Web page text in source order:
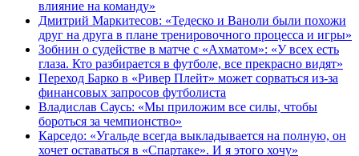
влияние на команду»
Дмитрий Маркитесов: «Тедеско и Ваноли были похожи
друг на друга в плане тренировочного процесса и игры»
Зобнин о судействе в матче с «Ахматом»: «У всех есть
глаза. Кто разбирается в футболе, все прекрасно видят»
Переход Барко в «Ривер Плейт» может сорваться из‑за
финансовых запросов футболиста
Владислав Саусь: «Мы приложим все силы, чтобы
бороться за чемпионство»
Карседо: «Угальде всегда выкладывается на полную, он
хочет оставаться в «Спартаке». И я этого хочу»